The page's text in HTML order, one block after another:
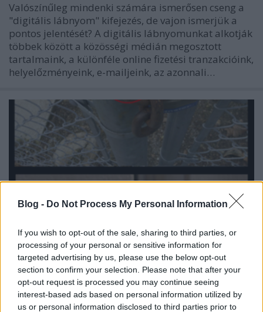
Blog - Do Not Process My Personal Information
If you wish to opt-out of the sale, sharing to third parties, or
processing of your personal or sensitive information for
targeted advertising by us, please use the below opt-out
section to confirm your selection. Please note that after your
opt-out request is processed you may continue seeing
interest-based ads based on personal information utilized by
us or personal information disclosed to third parties prior to
Valószínűleg mindenki számára ismerősen cseng a
"digitális lábnyom" kifejezés, de vajon ismerjük a
pontos jelentését? A digitális lábnyomunkat alkotják
többek között a közösségi médián megosztott
tartalmaink, a különféle online fizetési tranzakcióink,
helyelőzményeink, e-mailjeink, az azonnali…
Titkosítok, tehát vagyok
Csizmazia Darab István [Rambo]• 2021. április 09.